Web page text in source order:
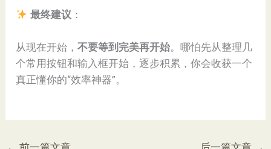
最终建议​ ​：
从现在开始，​​不要等到完美再开始​​。哪怕先从整理几
个常用按钮和输入框开始，逐步积累，你会收获一个
真正懂你的“效率神器”。